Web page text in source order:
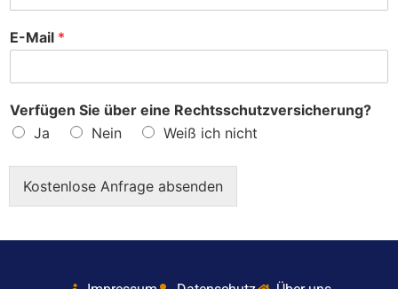
E-Mail *
Verfügen Sie über eine Rechtsschutzversicherung?
Ja
Nein Weiß ich nicht
Kostenlose Anfrage absenden